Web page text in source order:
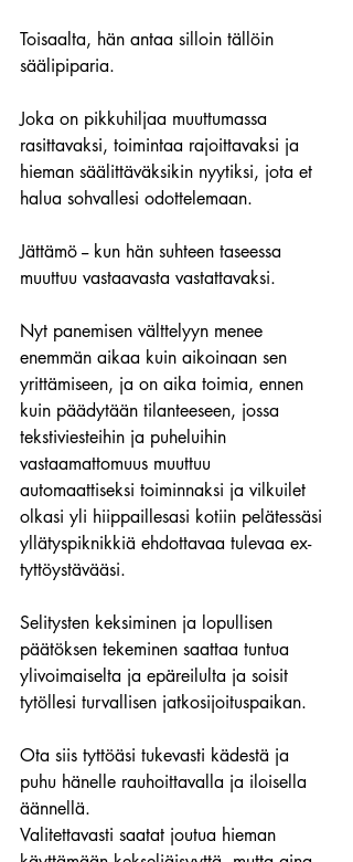
Toisaalta, hän antaa silloin tällöin
säälipiparia.
Joka on pikkuhiljaa muuttumassa
rasittavaksi, toimintaa rajoittavaksi ja
hieman säälittäväksikin nyytiksi, jota et
halua sohvallesi odottelemaan.
Jättämö -- kun hän suhteen taseessa
muuttuu vastaavasta vastattavaksi.
Nyt panemisen välttelyyn menee
enemmän aikaa kuin aikoinaan sen
yrittämiseen, ja on aika toimia, ennen
kuin päädytään tilanteeseen, jossa
tekstiviesteihin ja puheluihin
vastaamattomuus muuttuu
automaattiseksi toiminnaksi ja vilkuilet
olkasi yli hiippaillesasi kotiin pelätessäsi
yllätyspiknikkiä ehdottavaa tulevaa ex-
tyttöystävääsi.
Selitysten keksiminen ja lopullisen
päätöksen tekeminen saattaa tuntua
ylivoimaiselta ja epäreilulta ja soisit
tytöllesi turvallisen jatkosijoituspaikan.
Ota siis tyttöäsi tukevasti kädestä ja
puhu hänelle rauhoittavalla ja iloisella
äännellä.
Valitettavasti saatat joutua hieman